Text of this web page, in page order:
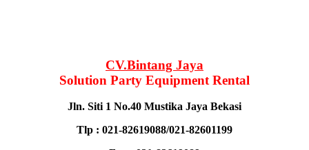
CV.Bintang Jaya
Solution Party Equipment Rental
Jln. Siti 1 No.40 Mustika Jaya Bekasi
Tlp : 021-82619088/021-82601199